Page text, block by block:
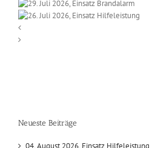
Neueste Beiträge
04. August 2026, Einsatz Hilfeleistung